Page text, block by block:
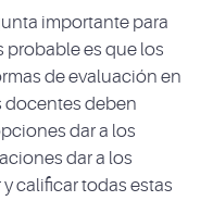
importante para
probable es que los
de evaluación en
docentes deben
dar a los
dar a los
calificar todas estas